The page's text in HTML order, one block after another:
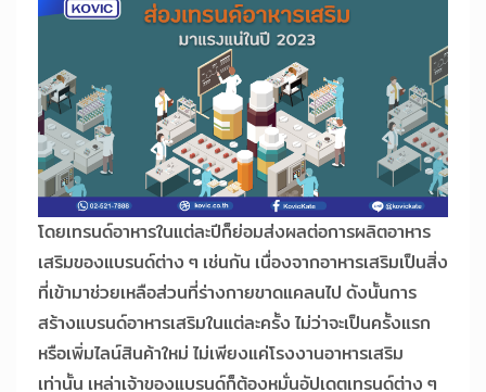
โดยเทรนด์อาหารในแต่ละปีก็ย่อมส่งผลต่อการผลิตอาหาร
เสริมของแบรนด์ต่าง ๆ เช่นกัน เนื่องจากอาหารเสริมเป็นสิ่ง
ที่เข้ามาช่วยเหลือส่วนที่ร่างกายขาดแคลนไป ดังนั้นการ
สร้างแบรนด์อาหารเสริมในแต่ละครั้ง ไม่ว่าจะเป็นครั้งแรก
หรือเพิ่มไลน์สินค้าใหม่ ไม่เพียงแค่โรงงานอาหารเสริม
เท่านั้น เหล่าเจ้าของแบรนด์ก็ต้องหมั่นอัปเดตเทรนด์ต่าง ๆ